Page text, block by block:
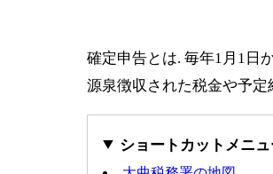
確定申告とは. 毎年1月1日
源泉徴収された税金や予定
ショートカットメニュ